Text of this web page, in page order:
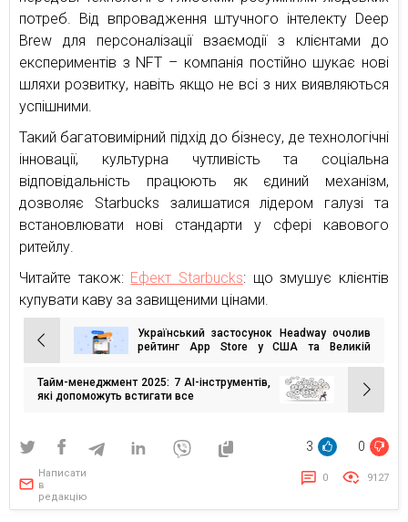
потреб. Від впровадження штучного інтелекту Deep
Brew для персоналізації взаємодії з клієнтами до
експериментів з NFT – компанія постійно шукає нові
шляхи розвитку, навіть якщо не всі з них виявляються
успішними.
Такий багатовимірний підхід до бізнесу, де технологічні
інновації, культурна чутливість та соціальна
відповідальність працюють як єдиний механізм,
дозволяє Starbucks залишатися лідером галузі та
встановлювати нові стандарти у сфері кавового
ритейлу.
Читайте також: Ефект Starbucks: що змушує клієнтів
купувати каву за завищеними цінами.
Навігація
записів
Український застосунок Headway очолив
рейтинг App Store у США та Великій
Тайм-менеджмент 2025: 7 АІ-інструментів,
які допоможуть встигати все
3 0
Написати
в
редакцію
0 9127